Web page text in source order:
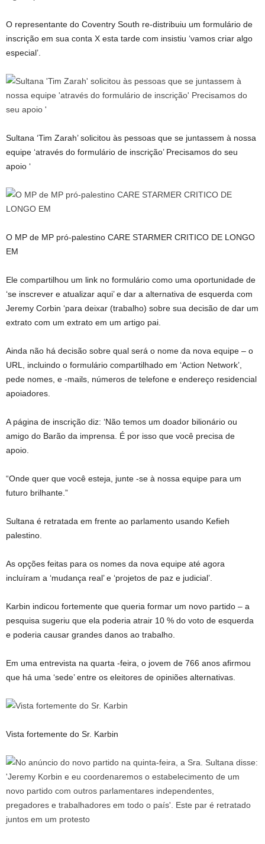
O representante do Coventry South re-distribuiu um formulário de
inscrição em sua conta X esta tarde com insistiu ‘vamos criar algo
especial’.
Sultana ‘Tim Zarah’ solicitou às pessoas que se juntassem à nossa
equipe ‘através do formulário de inscrição’ Precisamos do seu
apoio ‘
O MP de MP pró-palestino CARE STARMER CRITICO DE LONGO
EM
Ele compartilhou um link no formulário como uma oportunidade de
‘se inscrever e atualizar aqui’ e dar a alternativa de esquerda com
Jeremy Corbin ‘para deixar (trabalho) sobre sua decisão de dar um
extrato com um extrato em um artigo pai.
Ainda não há decisão sobre qual será o nome da nova equipe – o
URL, incluindo o formulário compartilhado em ‘Action Network’,
pede nomes, e -mails, números de telefone e endereço residencial
apoiadores.
A página de inscrição diz: ‘Não temos um doador bilionário ou
amigo do Barão da imprensa. É por isso que você precisa de
apoio.
“Onde quer que você esteja, junte -se à nossa equipe para um
futuro brilhante.”
Sultana é retratada em frente ao parlamento usando Kefieh
palestino.
As opções feitas para os nomes da nova equipe até agora
incluíram a ‘mudança real’ e ‘projetos de paz e judicial’.
Karbin indicou fortemente que queria formar um novo partido – a
pesquisa sugeriu que ela poderia atrair 10 % do voto de esquerda
e poderia causar grandes danos ao trabalho.
Em uma entrevista na quarta -feira, o jovem de 766 anos afirmou
que há uma ‘sede’ entre os eleitores de opiniões alternativas.
Vista fortemente do Sr. Karbin